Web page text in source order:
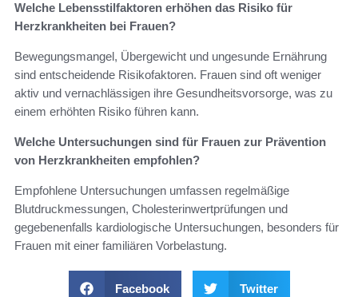
Welche Lebensstilfaktoren erhöhen das Risiko für
Herzkrankheiten bei Frauen?
Bewegungsmangel, Übergewicht und ungesunde Ernährung
sind entscheidende Risikofaktoren. Frauen sind oft weniger
aktiv und vernachlässigen ihre Gesundheitsvorsorge, was zu
einem erhöhten Risiko führen kann.
Welche Untersuchungen sind für Frauen zur Prävention
von Herzkrankheiten empfohlen?
Empfohlene Untersuchungen umfassen regelmäßige
Blutdruckmessungen, Cholesterinwertprüfungen und
gegebenenfalls kardiologische Untersuchungen, besonders für
Frauen mit einer familiären Vorbelastung.
Facebook Twitter